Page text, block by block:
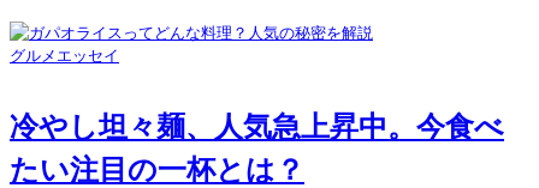
グルメエッセイ
冷やし坦々麺、人気急上昇中。今食べ
たい注目の一杯とは？